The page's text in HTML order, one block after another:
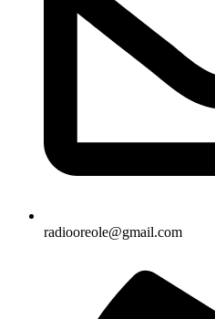
radiooreole@gmail.com